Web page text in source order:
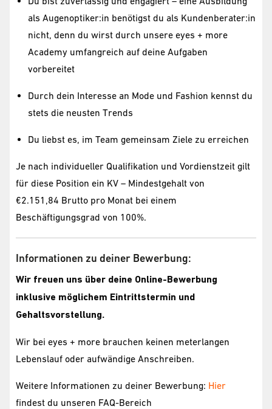
als Augenoptiker:in benötigst du als Kundenberater:in
nicht, denn du wirst durch unsere eyes + more
Academy umfangreich auf deine Aufgaben
vorbereitet
Durch dein Interesse an Mode und Fashion kennst du
stets die neusten Trends
Du liebst es, im Team gemeinsam Ziele zu erreichen
Je nach individueller Qualifikation und Vordienstzeit gilt
für diese Position ein KV – Mindestgehalt von
€2.151,84 Brutto pro Monat bei einem
Beschäftigungsgrad von 100%.
Informationen zu deiner Bewerbung:
Wir freuen uns über deine Online-Bewerbung
inklusive möglichem Eintrittstermin und
Gehaltsvorstellung.
Wir bei eyes + more brauchen keinen meterlangen
Lebenslauf oder aufwändige Anschreiben.
Weitere Informationen zu deiner Bewerbung: Hier
findest du unseren FAQ-Bereich